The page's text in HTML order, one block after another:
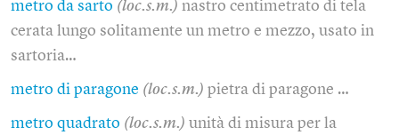
metro da sarto (loc.s.m.) nastro centimetrato di tela
cerata lungo solitamente un metro e mezzo, usato in
sartoria…
metro di paragone (loc.s.m.) pietra di paragone …
metro quadrato (loc.s.m.) unità di misura per la